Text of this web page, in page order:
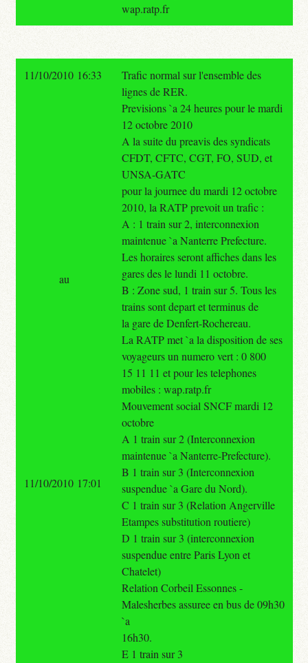
wap.ratp.fr
11/10/2010 16:33
Trafic normal sur l'ensemble des
lignes de RER.
Previsions `a 24 heures pour le mardi
12 octobre 2010
A la suite du preavis des syndicats
CFDT, CFTC, CGT, FO, SUD, et
UNSA-GATC
pour la journee du mardi 12 octobre
2010, la RATP prevoit un trafic :
A : 1 train sur 2, interconnexion
maintenue `a Nanterre Prefecture.
Les horaires seront affiches dans les
gares des le lundi 11 octobre.
B : Zone sud, 1 train sur 5. Tous les
trains sont depart et terminus de
la gare de Denfert-Rochereau.
La RATP met `a la disposition de ses
voyageurs un numero vert : 0 800
15 11 11 et pour les telephones
mobiles : wap.ratp.fr
Mouvement social SNCF mardi 12
octobre
A 1 train sur 2 (Interconnexion
maintenue `a Nanterre-Prefecture).
B 1 train sur 3 (Interconnexion
suspendue `a Gare du Nord).
C 1 train sur 3 (Relation Angerville
Etampes substitution routiere)
D 1 train sur 3 (interconnexion
suspendue entre Paris Lyon et
Chatelet)
Relation Corbeil Essonnes -
Malesherbes assuree en bus de 09h30
`a
16h30.
E 1 train sur 3
au
11/10/2010 17:01